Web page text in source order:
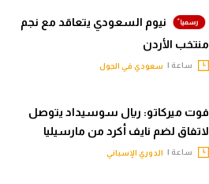
نيوم السعودي يتعاقد مع نجم
منتخب الأردن
ساعة | سعودي في الجول
فوت ميركاتو: ريال سوسيداد يتوصل
لاتفاق لضم نايف أكرد من مارسيليا
ساعة | الدوري الإسباني